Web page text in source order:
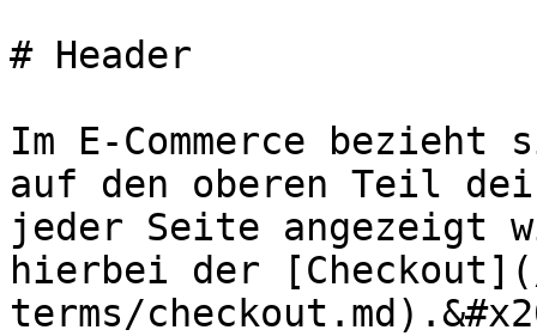
# Header
Im E-Commerce
auf den oberen Teil
jeder Seite angezeigt
hierbei der
terms/